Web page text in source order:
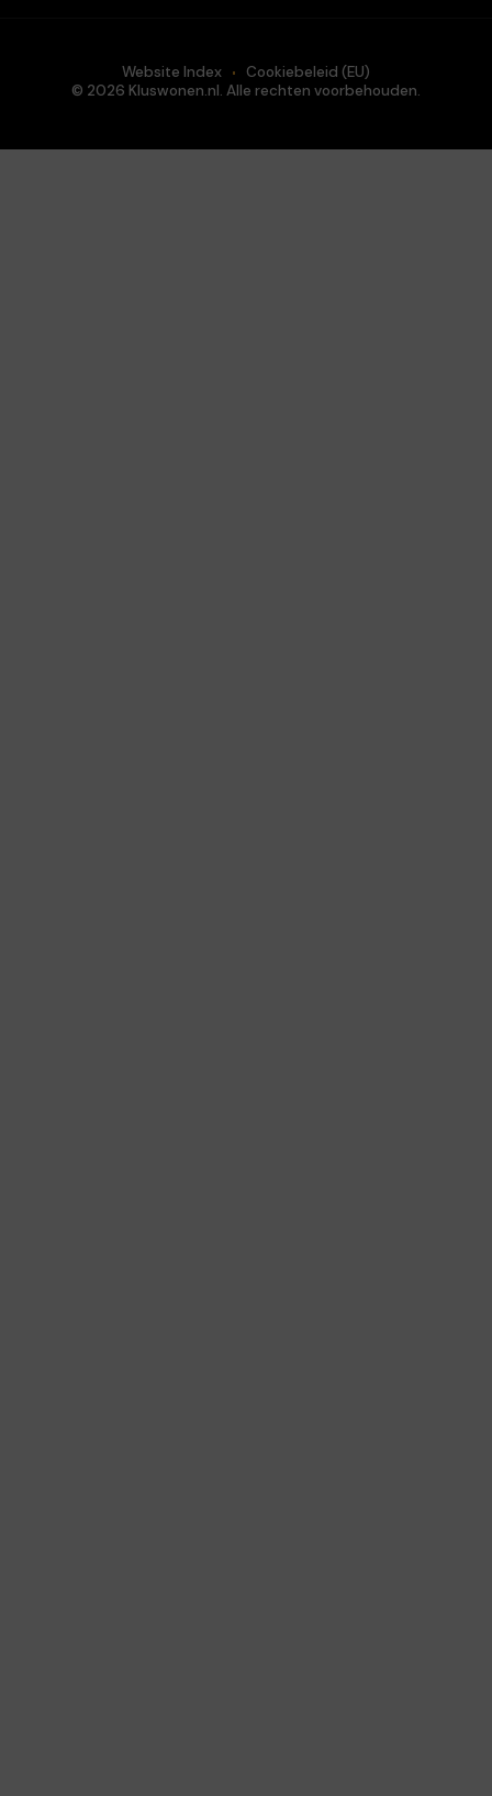
© 2026 Kluswonen.nl. Alle rechten voorbehouden.
Website Index Cookiebeleid (EU)